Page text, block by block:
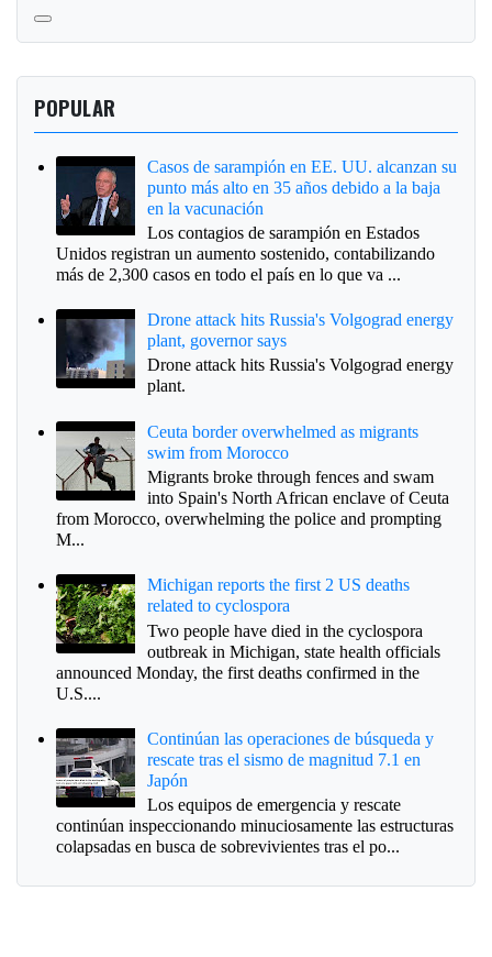
POPULAR
Casos de sarampión en EE. UU. alcanzan su
punto más alto en 35 años debido a la baja
en la vacunación
Los contagios de sarampión en Estados
Unidos registran un aumento sostenido, contabilizando
más de 2,300 casos en todo el país en lo que va ...
Drone attack hits Russia's Volgograd energy
plant, governor says
Drone attack hits Russia's Volgograd energy
plant.
Ceuta border overwhelmed as migrants
swim from Morocco
Migrants broke through fences and swam
into Spain's North African enclave of Ceuta
from Morocco, overwhelming the police and prompting
M...
Michigan reports the first 2 US deaths
related to cyclospora
Two people have died in the cyclospora
outbreak in Michigan, state health officials
announced Monday, the first deaths confirmed in the
U.S....
Continúan las operaciones de búsqueda y
rescate tras el sismo de magnitud 7.1 en
Japón
Los equipos de emergencia y rescate
continúan inspeccionando minuciosamente las estructuras
colapsadas en busca de sobrevivientes tras el po...